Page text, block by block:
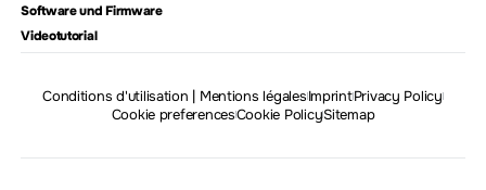
Software und Firmware
Videotutorial
Conditions d'utilisation | Mentions légalesImprintPrivacy Policy
Cookie preferencesCookie PolicySitemap